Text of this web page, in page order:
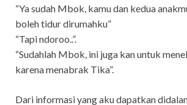
“Ya sudah Mbok, kamu dan kedua
boleh tidur dirumahku”
“Tapi ndoroo..”.
“Sudahlah Mbok, ini juga kan untuk
karena menabrak Tika”.
Dari informasi yang aku dapatkan